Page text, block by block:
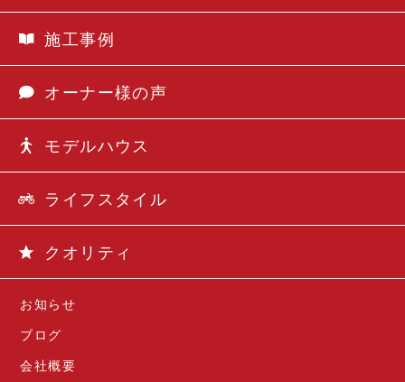
お知らせ
ブログ
会社概要
施工事例
オーナー様の声
モデルハウス
ライフスタイル
クオリティ